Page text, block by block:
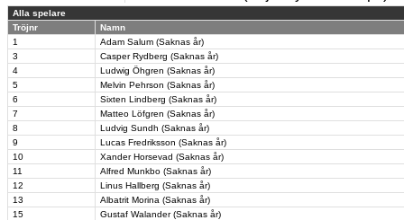
Alla spelare
Tröjnr
Namn
1
Adam Salum (Saknas år)
3
Casper Rydberg (Saknas år)
4
Ludwig Öhgren (Saknas år)
5
Melvin Pehrson (Saknas år)
6
Sixten Lindberg (Saknas år)
7
Matteo Löfgren (Saknas år)
8
Ludvig Sundh (Saknas år)
9
Lucas Fredriksson (Saknas år)
10
Xander Horsevad (Saknas år)
11
Alfred Munkbo (Saknas år)
12
Linus Hallberg (Saknas år)
13
Albatrit Morina (Saknas år)
15
Gustaf Walander (Saknas år)